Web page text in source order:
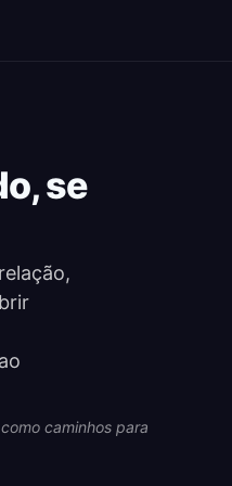
se
caminhos para